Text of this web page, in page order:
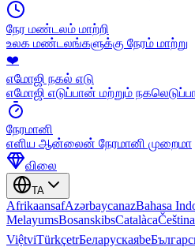
நேர மண்டலம் மாற்றி
உலக மண்டலங்களுக்கு நேரம் மாற்று
❤️
எமோஜி நகல் எடு
எமோஜி எடுப்பான் மற்றும்
நேரமானி
எளிய ஆன்லைன் நேரமானி முறைமா
விலை
TA
AfrikaansafAzərbaycanazBahasa
MelayumsBosanskibsCatalàcaČeština
ViệtviTürkçetrБеларускаяbe